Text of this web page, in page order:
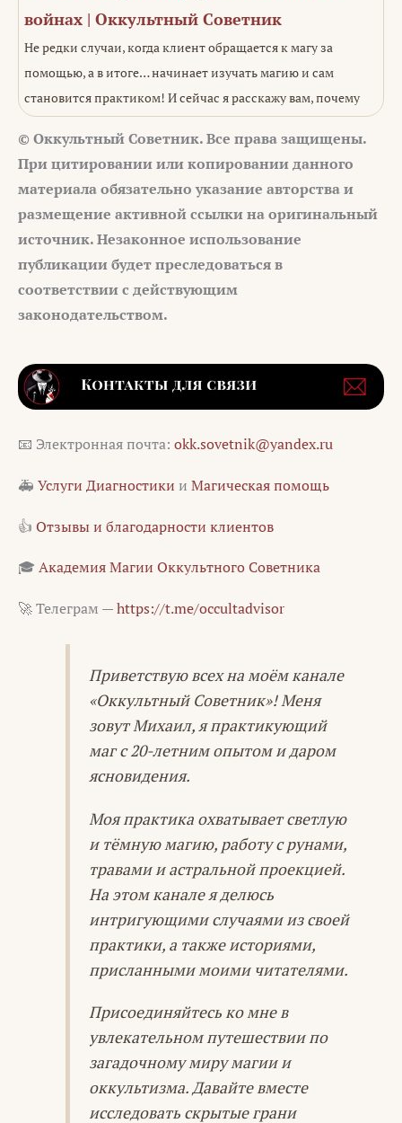
войнах | Оккультный Советник
Не редки случаи, когда клиент обращается к магу за
помощью, а в итоге… начинает изучать магию и сам
становится практиком! И сейчас я расскажу вам, почему
© Оккультный Советник. Все права защищены.
При цитировании или копировании данного
материала обязательно указание авторства и
размещение активной ссылки на оригинальный
источник. Незаконное использование
публикации будет преследоваться в
соответствии с действующим
законодательством.
📧 Электронная почта: okk.sovetnik@yandex.ru
🚑 Услуги Диагностики и Магическая помощь
👍 Отзывы и благодарности клиентов
🎓 Академия Магии Оккультного Советника
🚀 Телеграм —https://t.me/occultadvisor
Приветствую всех на моём канале
«Оккультный Советник»! Меня
зовут Михаил, я практикующий
маг с 20-летним опытом и даром
ясновидения.
Моя практика охватывает светлую
и тёмную магию, работу с рунами,
травами и астральной проекцией.
На этом канале я делюсь
интригующими случаями из своей
практики, а также историями,
присланными моими читателями.
Присоединяйтесь ко мне в
увлекательном путешествии по
загадочному миру магии и
оккультизма. Давайте вместе
исследовать скрытые грани